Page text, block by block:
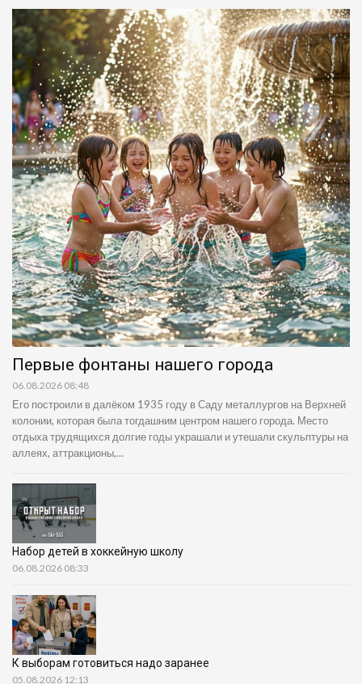
Первые фонтаны нашего города
06.08.2026 08:48
Его построили в далёком 1935 году в Саду металлургов на Верхней
колонии, которая была тогдашним центром нашего города. Место
отдыха трудящихся долгие годы украшали и утешали скульптуры на
аллеях, аттракционы,...
Набор детей в хоккейную школу
06.08.2026 08:33
К выборам готовиться надо заранее
05.08.2026 12:13